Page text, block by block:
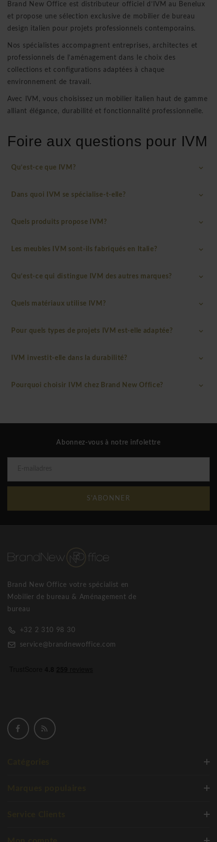
Brand New Office est distributeur officiel d’IVM au Benelux
et propose une sélection exclusive de mobilier de bureau
design italien pour projets professionnels contemporains.
Nos spécialistes accompagnent entreprises, architectes et
professionnels de l’aménagement dans le choix des
collections et configurations adaptées à chaque
environnement de travail.
Avec IVM, vous choisissez un mobilier italien haut de gamme
alliant élégance, durabilité et fonctionnalité professionnelle.
Foire aux questions pour IVM
Qu’est-ce que IVM?
Dans quoi IVM se spécialise-t-elle?
Quels produits propose IVM?
Les meubles IVM sont-ils fabriqués en Italie?
Qu’est-ce qui distingue IVM des autres marques?
Quels matériaux utilise IVM?
Pour quels types de projets IVM est-elle adaptée?
IVM investit-elle dans la durabilité?
Pourquoi choisir IVM chez Brand New Office?
Abonnez-vous à notre infolettre
S'ABONNER
Brand New Office votre spécialist en
Mobilier de bureau & Aménagement de
bureau
+32 2 310 98 30
service@brandnewoffice.com